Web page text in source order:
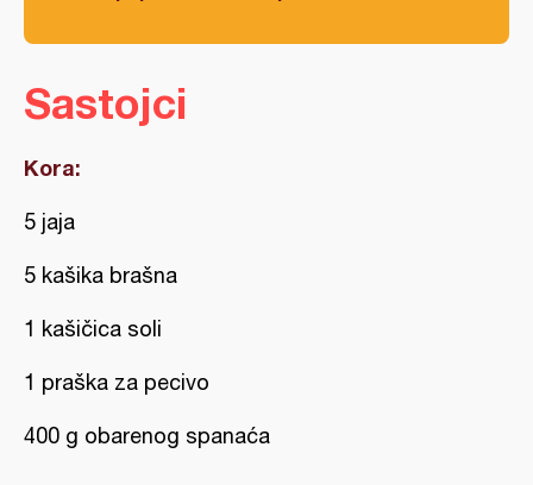
Sastojci
Kora:
5 jaja
5 kašika brašna
1 kašičica soli
1 praška za pecivo
400 g obarenog spanaća